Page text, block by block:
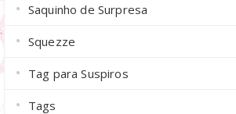
Saquinho de Surpresa
Squezze
Tag para Suspiros
Tags